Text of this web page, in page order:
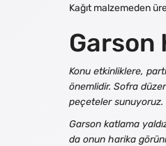
Kağıt malzemeden
Garson
Konu etkinliklere,
önemlidir. Sofra
peçeteler sunuyoruz.
Garson katlama
da onun harika